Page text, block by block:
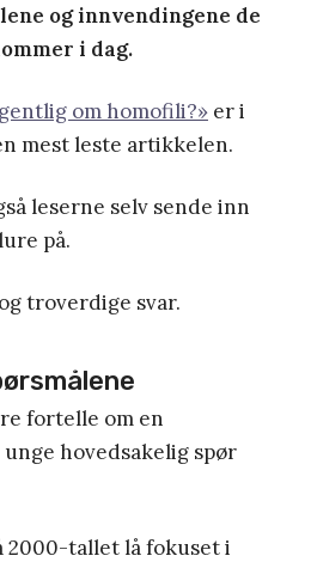
og innvendingene de
i dag.
om homofili?» er i
mest leste artikkelen.
leserne selv sende inn
på.
troverdige svar.
fortelle om en
hovedsakelig spør
2000-tallet lå fokuset i